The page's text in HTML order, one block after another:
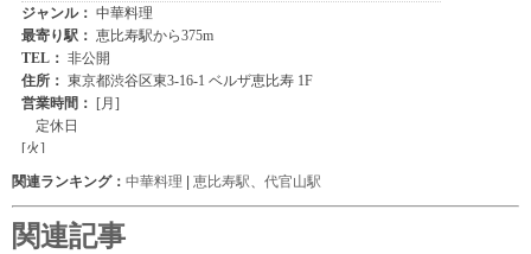
関連ランキング： 中華料理 恵比寿駅、 代官山駅
関連記事